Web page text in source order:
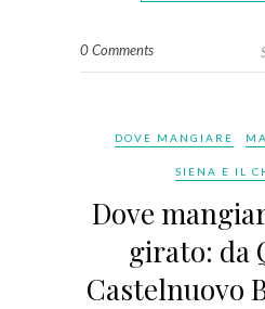
0 Comments
DOVE MANGIARE
SIENA E IL
Dove
girato: da
Castelnuovo